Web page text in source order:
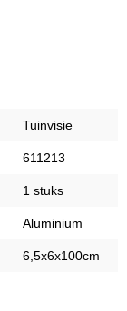
Tuinvisie
611213
1 stuks
Aluminium
6,5x6x100cm